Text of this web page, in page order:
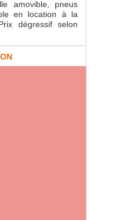
amovible, pneus
en location à la
dégressif selon